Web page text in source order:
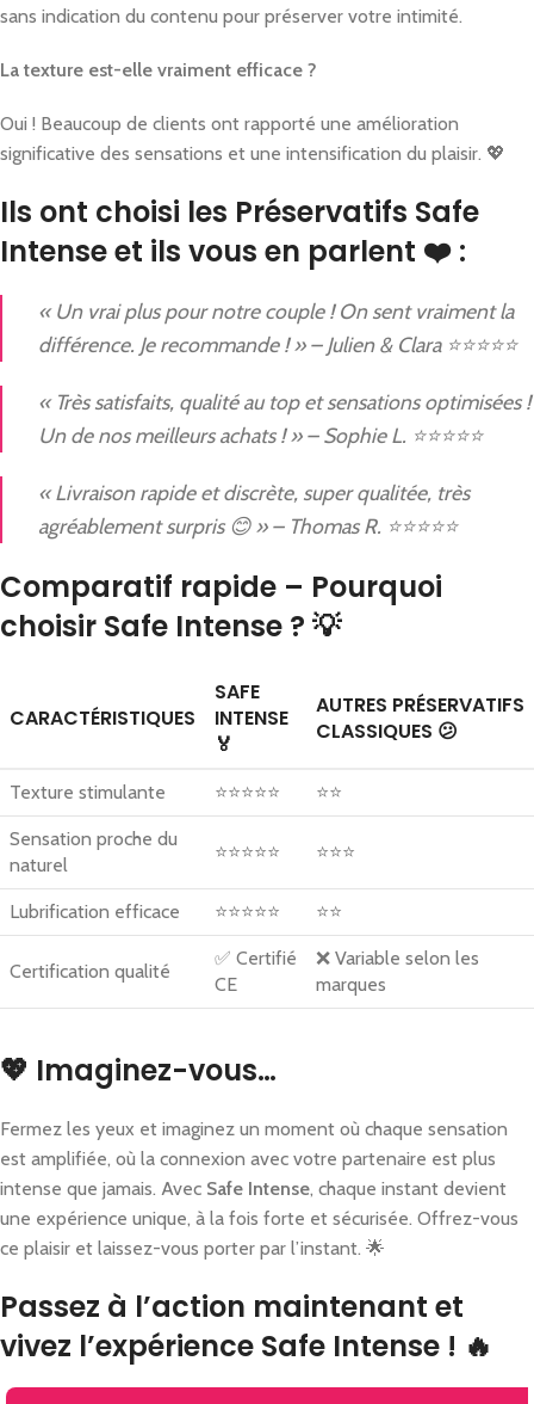
sans indication du contenu pour préserver votre intimité.
La texture est-elle vraiment efficace ?
Oui ! Beaucoup de clients ont rapporté une amélioration
significative des sensations et une intensification du plaisir. 💖
Ils ont choisi les Préservatifs Safe
Intense et ils vous en parlent ❤️ :
« Un vrai plus pour notre couple ! On sent vraiment la
différence. Je recommande ! » – Julien & Clara ⭐⭐⭐⭐⭐
« Très satisfaits, qualité au top et sensations optimisées !
Un de nos meilleurs achats ! » – Sophie L. ⭐⭐⭐⭐⭐
« Livraison rapide et discrète, super qualitée, très
agréablement surpris 😊 » – Thomas R. ⭐⭐⭐⭐⭐
Comparatif rapide – Pourquoi
choisir Safe Intense ? 💡
CARACTÉRISTIQUES
SAFE
INTENSE
🏅
AUTRES PRÉSERVATIFS
CLASSIQUES 😕
Texture stimulante ⭐⭐⭐⭐⭐ ⭐⭐
Sensation proche du
naturel
⭐⭐⭐⭐⭐ ⭐⭐⭐
Lubrification efficace ⭐⭐⭐⭐⭐ ⭐⭐
Certification qualité
✅ Certifié
CE
❌ Variable selon les
marques
💖 Imaginez-vous…
Fermez les yeux et imaginez un moment où chaque sensation
est amplifiée, où la connexion avec votre partenaire est plus
intense que jamais. Avec Safe Intense, chaque instant devient
une expérience unique, à la fois forte et sécurisée. Offrez-vous
ce plaisir et laissez-vous porter par l’instant. 🌟
Passez à l’action maintenant et
vivez l’expérience Safe Intense ! 🔥